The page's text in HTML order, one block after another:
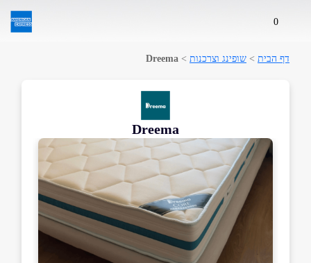
0
דף הבית > שופינג וצרכנות >
Dreema
Dreema